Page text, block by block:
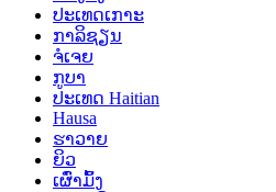
ປະເທດເກາະ
ກາລິຊຽນ
ຈໍເຈຍ
ກູບາ
ປະເທດ Haitian
Hausa
ຮາວາຍ
ຍິວ
ເຜົ່າມົ້ງ